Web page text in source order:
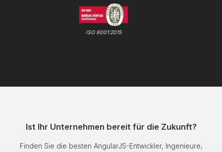
ISO 9001:2015
Ist Ihr Unternehmen bereit für die Zukunft?
Finden Sie die besten AngularJS-Entwickler, Ingenieure,